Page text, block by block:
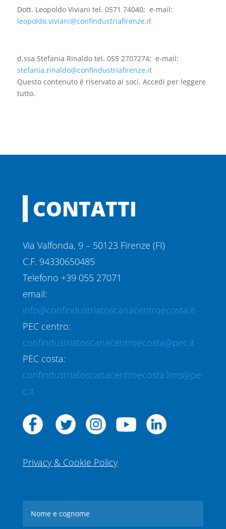
Dott. Leopoldo Viviani tel. 0571 74040; e-mail:
leopoldo.viviani@confindustriafirenze.it
d.ssa Stefania Rinaldo tel. 055 2707274; e-mail:
stefania.rinaldo@confindustriafirenze.it
Questo contenuto è riservato ai soci. Accedi per leggere
tutto.
CONTATTI
Via Valfonda, 9 – 50123 Firenze (FI)
C.F. 94330650485
Telefono +39 055 27071
email:
info@confindustriatoscanacentroecosta.it
PEC centro:
confindustriatoscanacentroecosta@pec.it
PEC costa:
confindustriatoscanacentroecosta.lims@pe
c.it
Privacy & Cookie Policy